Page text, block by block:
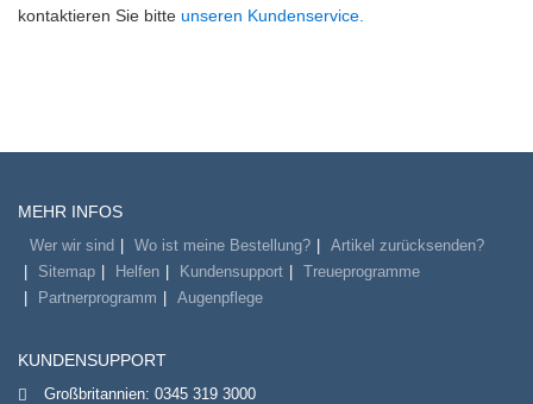
kontaktieren Sie bitte unseren Kundenservice.
MEHR INFOS
Wer wir sind Wo ist meine Bestellung?
Artikel zurücksenden?
Sitemap
Helfen Kundensupport
Treueprogramme
Partnerprogramm
Augenpflege
KUNDENSUPPORT
Großbritannien: 0345 319 3000